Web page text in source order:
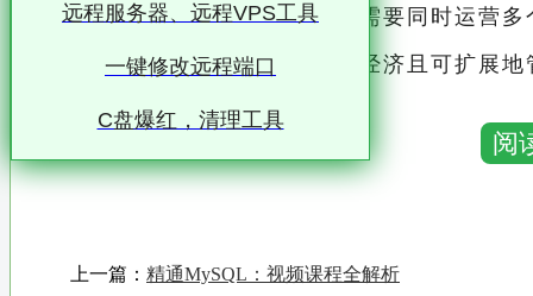
随着业务的发展，企业往往需要同时运营多
面对这一挑战，如何高效、经济且可扩展地
在此背景下，多个网站共用一个MySQL数
业的首选方案
阅
上一篇： 精通MySQL：视频课程全解析
远程服务器、远程VPS工具
一键修改远程端口
C盘爆红，清理工具